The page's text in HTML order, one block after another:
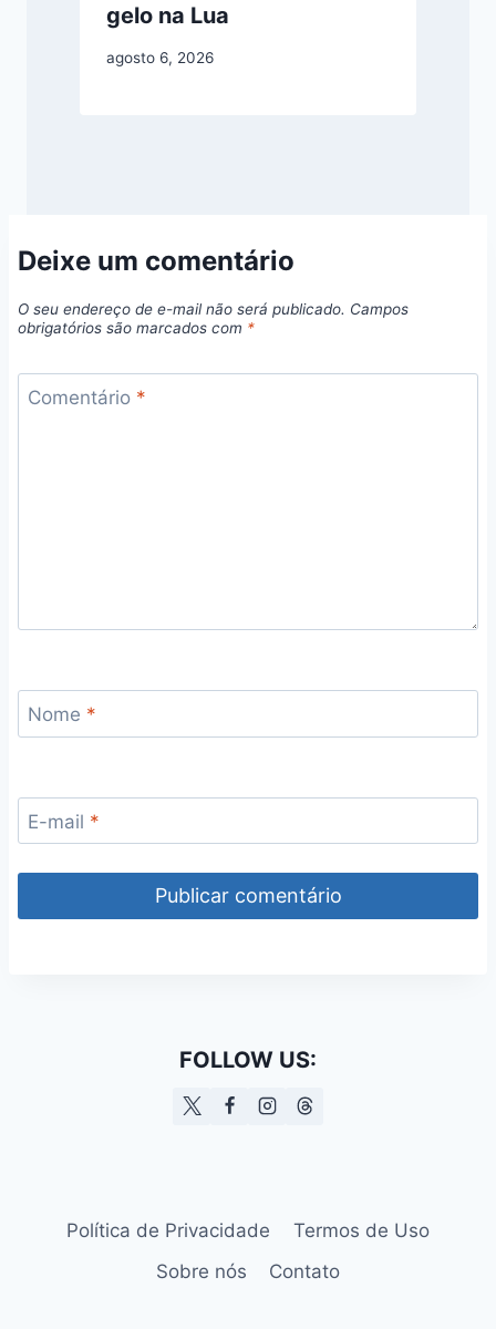
gelo na Lua
agosto 6, 2026
Deixe um comentário
O seu endereço de e-mail não será publicado. Campos
obrigatórios são marcados com *
Comentário *
Nome *
E-mail *
FOLLOW US:
Política de Privacidade
Termos de Uso
Sobre nós
Contato